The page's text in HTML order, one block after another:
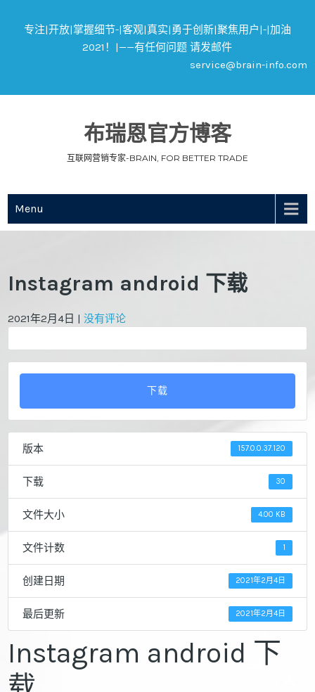
专注|开放|掌握细节-|客观|真实|勇于创新|聚焦用户|-|加油
2021！|——有任何问题 请发邮件
service@brain-info.com
布瑞恩官方博客
互联网营销专家-BRAIN, FOR BETTER TRADE
Menu
Instagram android 下载
2021年2月4日 |没有评论
下载
版本 157.0.0.37.120
下载 30
文件大小 4.00 KB
文件计数 1
创建日期 2021年2月4日
最后更新 2021年2月4日
Instagram android 下